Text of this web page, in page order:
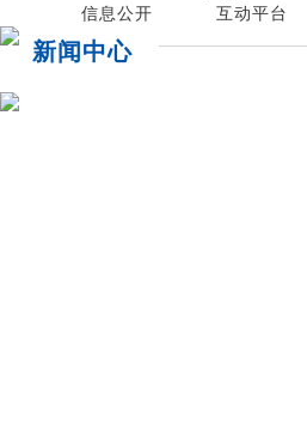
信息公开
互动平台
新闻中心